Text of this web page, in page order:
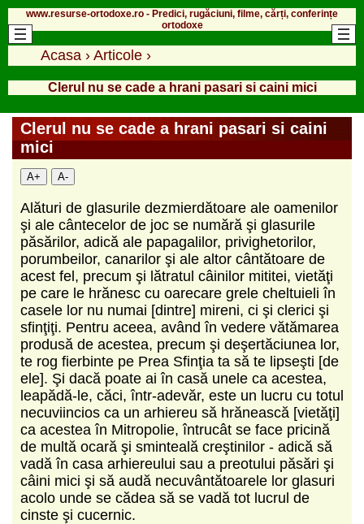
www.resurse-ortodoxe.ro - Predici, rugăciuni, filme, cărți, conferințe
ortodoxe
Acasa › Articole ›
Clerul nu se cade a hrani pasari si caini mici
Clerul nu se cade a hrani pasari si caini
mici
A+ A-
Alături de glasurile dezmierdătoare ale oamenilor
şi ale cântecelor de joc se numără şi glasurile
păsărilor, adică ale papagalilor, privighetorilor,
porumbeilor, canarilor şi ale altor cântătoare de
acest fel, precum şi lătratul câinilor mititei, vietăţi
pe care le hrănesc cu oarecare grele cheltuieli în
casele lor nu numai [dintre] mireni, ci şi clerici şi
sfinţiţi. Pentru aceea, având în vedere vătămarea
produsă de acestea, precum şi deşertăciunea lor,
te rog fierbinte pe Prea Sfinţia ta să te lipseşti [de
ele]. Şi dacă poate ai în casă unele ca acestea,
leapădă-le, căci, într-adevăr, este un lucru cu totul
necuviincios ca un arhiereu să hrănească [vietăţi]
ca acestea în Mitropolie, întrucât se face pricină
de multă ocară şi sminteală creştinilor - adică să
vadă în casa arhiereului sau a preotului păsări şi
câini mici şi să audă necuvântătoarele lor glasuri
acolo unde se cădea să se vadă tot lucrul de
cinste şi cucernic.